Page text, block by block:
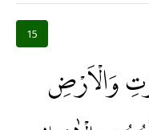
15
وَالْاَرْضِ